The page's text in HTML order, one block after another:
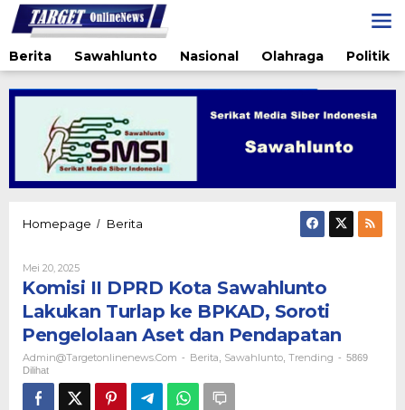
Lewati
ke
konten
Berita
Sawahlunto Nasional Olahraga Politik
Homepage / Berita
Sawahlunto
Lakukan
Turlap
ke
BPKAD,
Pengelolaan
Aset
Mei 20, 2025Oleh
Admin@targetonlinenews.com
Komisi II DPRD Kota Sawahlunto
Lakukan Turlap ke BPKAD, Soroti
Pengelolaan Aset dan Pendapatan
Admin@targetonlinenews.com - Berita Sawahlunto Trending - 5869
Dilihat